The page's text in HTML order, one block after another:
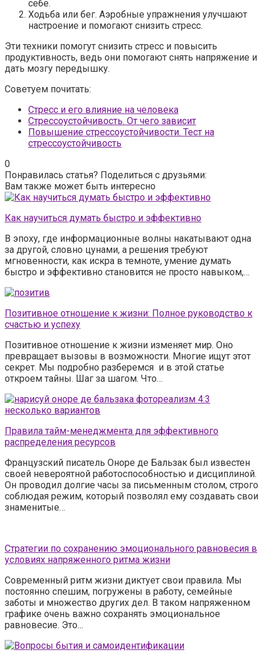
себе.
Ходьба или бег. Аэробные упражнения улучшают
настроение и помогают снизить стресс.
Эти техники помогут снизить стресс и повысить
продуктивность, ведь они помогают снять напряжение и
дать мозгу передышку.
Советуем почитать:
Стресс и его влияние на человека
Стрессоустойчивость. От чего зависит
Повышение стрессоустойчивости. Тест на
стрессоустойчивость
0
Понравилась статья? Поделиться с друзьями:
Вам также может быть интересно
Как научиться думать быстро и эффективно
В эпоху, где информационные волны накатывают одна
за другой, словно цунами, а решения требуют
мгновенности, как искра в темноте, умение думать
быстро и эффективно становится не просто навыком,…
Позитивное отношение к жизни: Полное руководство к
счастью и успеху
Позитивное отношение к жизни изменяет мир. Оно
превращает вызовы в возможности. Многие ищут этот
секрет. Мы подробно разберемся и в этой статье
откроем тайны. Шаг за шагом. Что…
Правила тайм-менеджмента для эффективного
распределения ресурсов
Французский писатель Оноре де Бальзак был известен
своей невероятной работоспособностью и дисциплиной.
Он проводил долгие часы за письменным столом, строго
соблюдая режим, который позволял ему создавать свои
знаменитые…
Стратегии по сохранению эмоционального равновесия в
условиях напряженного ритма жизни
Современный ритм жизни диктует свои правила. Мы
постоянно спешим, погружены в работу, семейные
заботы и множество других дел. В таком напряженном
графике очень важно сохранять эмоциональное
равновесие. Это…